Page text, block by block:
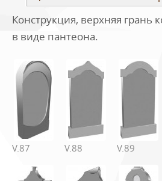
Конструкция, верхняя грань
в виде пантеона.
V.87 V.88 V.89